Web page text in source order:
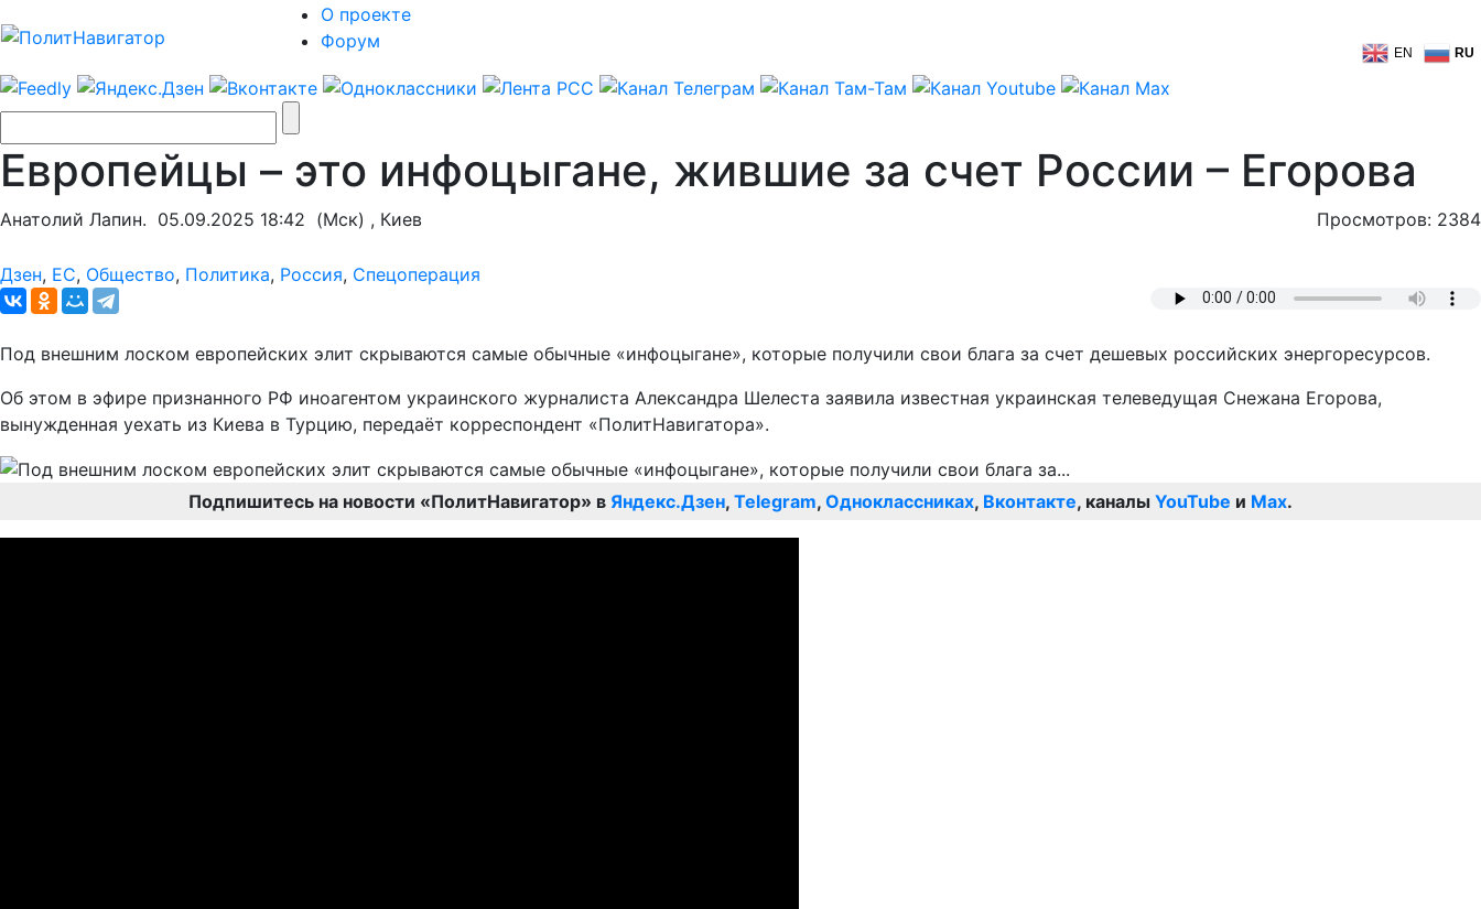
О проекте
Форум
EN RU
Европейцы – это инфоцыгане, жившие за счет России – Егорова
Анатолий Лапин. 05.09.2025 18:42 (Мск) , Киев Просмотров: 2384
Дзен, ЕС, Общество, Политика, Россия, Спецоперация
Под внешним лоском европейских элит скрываются самые обычные «инфоцыгане», которые получили свои блага за счет дешевых российских энергоресурсов.
Об этом в эфире признанного РФ иноагентом украинского журналиста Александра Шелеста заявила известная украинская телеведущая Снежана Егорова,
вынужденная уехать из Киева в Турцию, передаёт корреспондент «ПолитНавигатора».
Подпишитесь на новости «ПолитНавигатор» в Яндекс.Дзен, Telegram, Одноклассниках, Вконтакте, каналы YouTube и Max.